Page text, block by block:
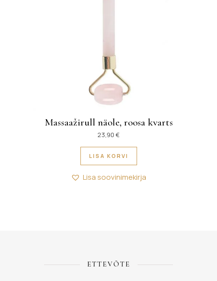
Massaažirull näole, roosa kvarts
23,90 €
LISA KORVI
Lisa soovinimekirja
ETTEVÕTE